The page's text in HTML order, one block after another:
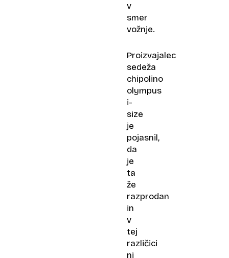
v
smer
vožnje.
Proizvajalec
sedeža
chipolino
olympus
i-
size
je
pojasnil,
da
je
ta
že
razprodan
in
v
tej
različici
ni